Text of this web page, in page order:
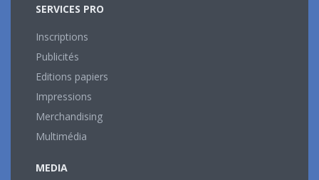
SERVICES PRO
Inscriptions
Publicités
Editions papiers
Impressions
Merchandising
Multimédia
MEDIA